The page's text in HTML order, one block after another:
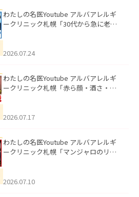
わたしの名医Youtube アルバアレルギ
ークリニック札幌「30代から急に老け
た。
2026.07.24
わたしの名医Youtube アルバアレルギ
ークリニック札幌「赤ら顔・酒さ・ニ
した。
2026.07.17
わたしの名医Youtube アルバアレルギ
ークリニック札幌「マンジャロのリア
た。
2026.07.10